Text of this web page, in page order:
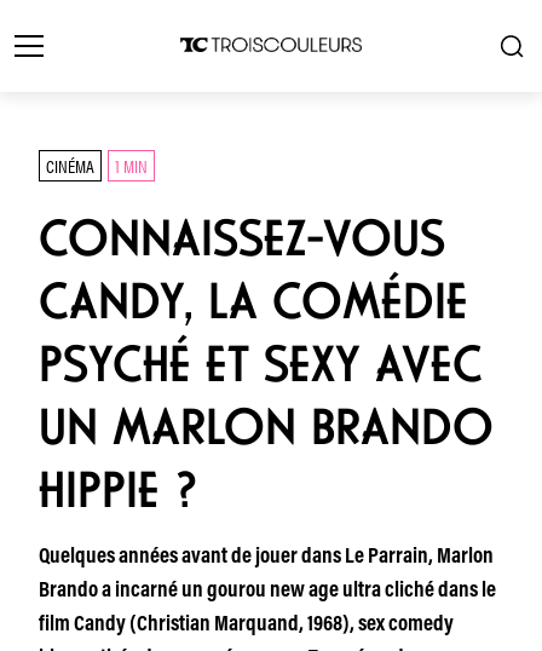
CINÉMA 1 MIN
CONNAISSEZ-VOUS
CANDY, LA COMÉDIE
PSYCHÉ ET SEXY AVEC
UN MARLON BRANDO
HIPPIE ?
Quelques années avant de jouer dans Le Parrain, Marlon
Brando a incarné un gourou new age ultra cliché dans le
film Candy (Christian Marquand, 1968), sex comedy